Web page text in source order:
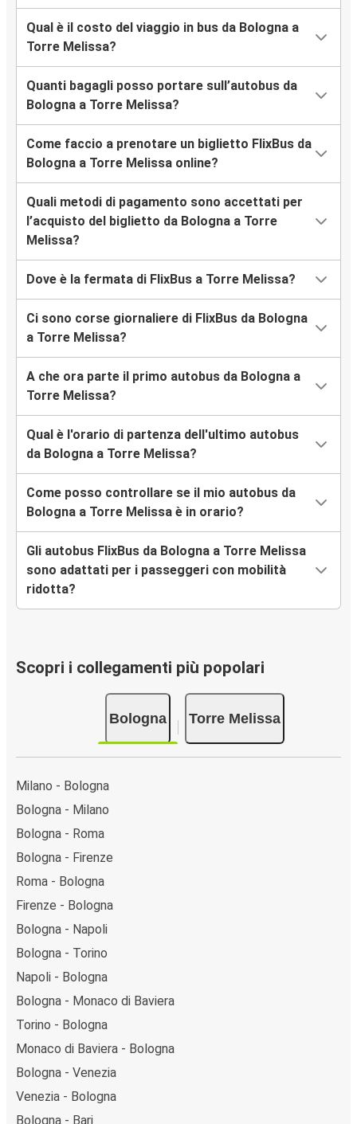
Qual è il costo del viaggio in bus da Bologna a
Torre Melissa?
Quanti bagagli posso portare sull’autobus da
Bologna a Torre Melissa?
Come faccio a prenotare un biglietto FlixBus da
Bologna a Torre Melissa online?
Quali metodi di pagamento sono accettati per
l’acquisto del biglietto da Bologna a Torre
Melissa?
Dove è la fermata di FlixBus a Torre Melissa?
Ci sono corse giornaliere di FlixBus da Bologna
a Torre Melissa?
A che ora parte il primo autobus da Bologna a
Torre Melissa?
Qual è l'orario di partenza dell'ultimo autobus
da Bologna a Torre Melissa?
Come posso controllare se il mio autobus da
Bologna a Torre Melissa è in orario?
Gli autobus FlixBus da Bologna a Torre Melissa
sono adattati per i passeggeri con mobilità
ridotta?
Scopri i collegamenti più popolari
Bologna Torre Melissa
Milano - Bologna
Bologna - Milano
Bologna - Roma
Bologna - Firenze
Roma - Bologna
Firenze - Bologna
Bologna - Napoli
Bologna - Torino
Napoli - Bologna
Bologna - Monaco di Baviera
Torino - Bologna
Monaco di Baviera - Bologna
Bologna - Venezia
Venezia - Bologna
Bologna - Bari